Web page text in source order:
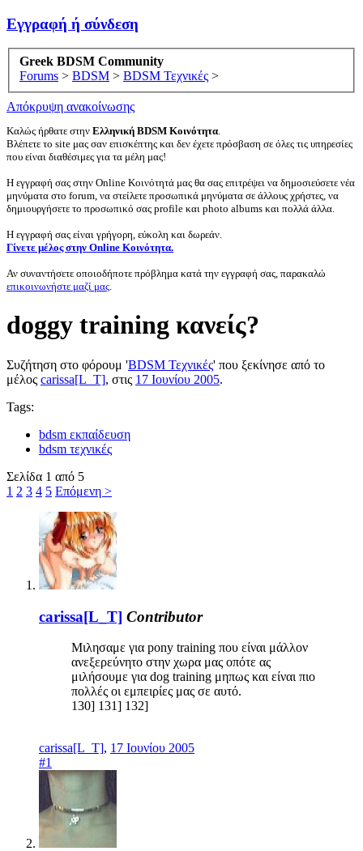
Εγγραφή ή σύνδεση
Greek BDSM Community
Forums > BDSM > BDSM Τεχνικές >
Απόκρυψη ανακοίνωσης
Καλώς ήρθατε στην Ελληνική BDSM Κοινότητα.
Βλέπετε το site μας σαν επισκέπτης και δεν έχετε πρόσβαση σε όλες τις υπηρεσίες
που είναι διαθέσιμες για τα μέλη μας!
Η εγγραφή σας στην Online Κοινότητά μας θα σας επιτρέψει να δημοσιεύσετε νέα
μηνύματα στο forum, να στείλετε προσωπικά μηνύματα σε άλλους χρήστες, να
δημιουργήσετε το προσωπικό σας profile και photo albums και πολλά άλλα.
Η εγγραφή σας είναι γρήγορη, εύκολη και δωρεάν.
Γίνετε μέλος στην Online Κοινότητα.
Αν συναντήσετε οποιοδήποτε πρόβλημα κατά την εγγραφή σας, παρακαλώ
επικοινωνήστε μαζί μας.
doggy training κανείς?
Συζήτηση στο φόρουμ 'BDSM Τεχνικές' που ξεκίνησε από το
μέλος carissa[L_T], στις 17 Ιουνίου 2005.
Tags:
bdsm εκπαίδευση
bdsm τεχνικές
Σελίδα 1 από 5
1 2 3 4 5 Επόμενη >
carissa[L_T] Contributor
Μιλησαμε για pony training που είναι μάλλον
ανεξερεύνητο στην χωρα μας οπότε ας
μιλήσουμε για dog training μηπως και είναι πιο
πολλές οι εμπειρίες μας σε αυτό.
130] 131] 132]
carissa[L_T], 17 Ιουνίου 2005
#1